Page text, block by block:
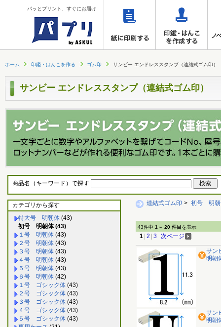
パッとプリント、すぐにお届け
ホーム 印鑑・はんこを作る ゴム印 サンビー エンドレススタンプ（連結式ゴム印）
サンビー エンドレススタンプ（連結式ゴム印）
商品名（キーワード）で探す
カテゴリから探す
特大号 明朝体 (43)
初号 明朝体 (43)
１号 明朝体 (43)
２号 明朝体 (43)
３号 明朝体 (43)
４号 明朝体 (43)
５号 明朝体 (43)
６号 明朝体 (42)
１号 ゴシック体 (43)
２号 ゴシック体 (43)
３号 ゴシック体 (43)
４号 ゴシック体 (43)
５号 ゴシック体 (43)
連結式ゴム印 > 初号 明朝
43件中 1～ 20 件目 を表示
1 2 3 次ページ
サン
明朝
サン
明朝